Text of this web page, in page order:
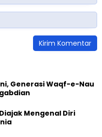
Generasi Waqf-e-Nau
Mengenal Diri